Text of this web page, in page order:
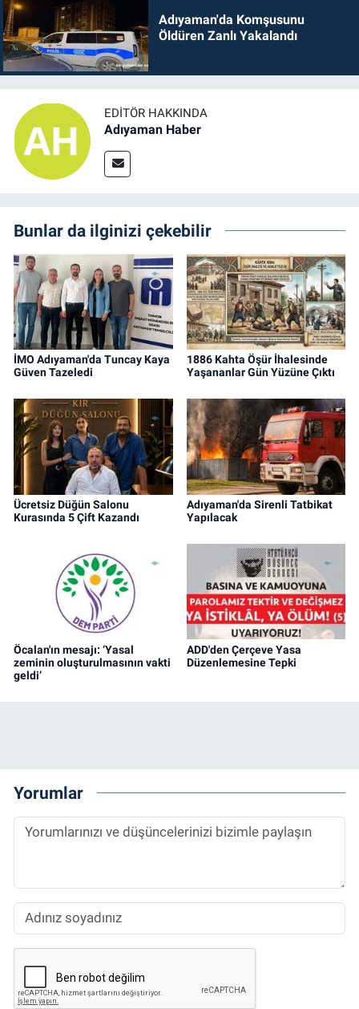
Adıyaman'da Komşusunu
Öldüren Zanlı Yakalandı
EDITÖR HAKKINDA
Adıyaman Haber
Bunlar da ilginizi çekebilir
İMO Adıyaman'da Tuncay Kaya
Güven Tazeledi
1886 Kahta Öşür İhalesinde
Yaşananlar Gün Yüzüne Çıktı
Ücretsiz Düğün Salonu
Kurasında 5 Çift Kazandı
Adıyaman'da Sirenli Tatbikat
Yapılacak
Öcalan'ın mesajı: ‘Yasal
zeminin oluşturulmasının vakti
geldi’
ADD'den Çerçeve Yasa
Düzenlemesine Tepki
Yorumlar